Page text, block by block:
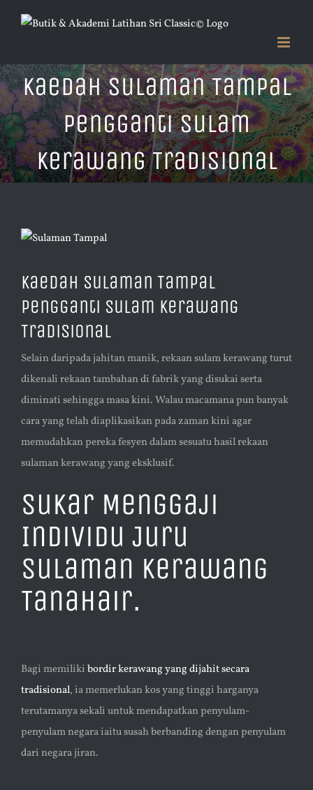
Kaedah Sulaman Tampal
Pengganti Sulam
Kerawang Tradisional
View
Image
Kaedah Sulaman Tampal
Pengganti Sulam Kerawang
Tradisional
Selain daripada jahitan manik, rekaan sulam kerawang turut
dikenali rekaan tambahan di fabrik yang disukai serta
diminati sehingga masa kini. Walau macamana pun banyak
cara yang telah diaplikasikan pada zaman kini agar
memudahkan pereka fesyen dalam sesuatu hasil rekaan
sulaman kerawang yang eksklusif.
Sukar Menggaji
Individu Juru
Sulaman Kerawang
Tanahair.
Bagi memilikibordir kerawang yang dijahit secara
tradisional, ia memerlukan kos yang tinggi harganya
terutamanya sekali untuk mendapatkan penyulam-
penyulam negara iaitu susah berbanding dengan penyulam
dari negara jiran.